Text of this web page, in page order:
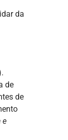
da
de
de
e